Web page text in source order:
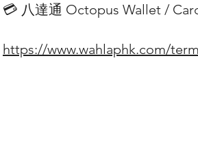
💳 八達通 Octopus Wallet /
https://www.wahlaphk.com/